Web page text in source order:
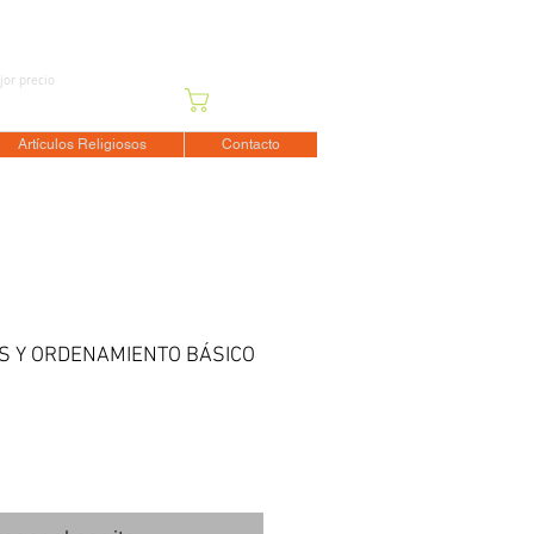
precio
Artículos Religiosos Contacto
Y ORDENAMIENTO BÁSICO